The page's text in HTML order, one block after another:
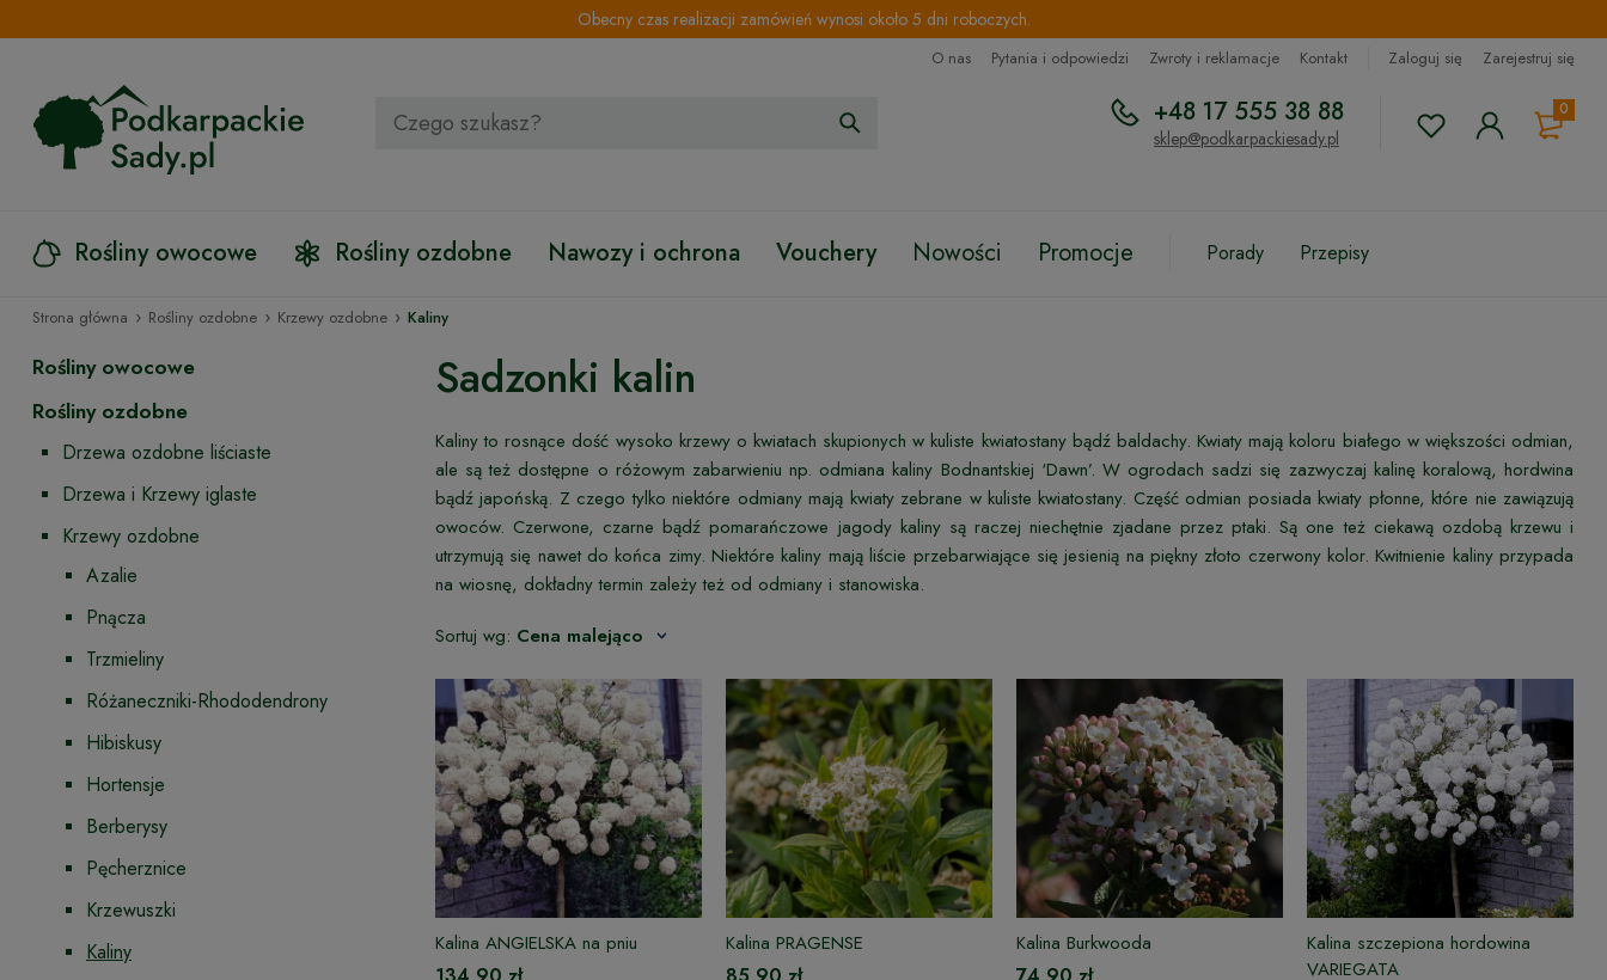
Obecny czas realizacji zamówień wynosi około 5 dni roboczych.
O nas Pytania i odpowiedzi Zwroty i reklamacje Kontakt Zaloguj się Zarejestruj się
0
+48 17 555 38 88
sklep@podkarpackiesady.pl
Rośliny owocowe Rośliny ozdobne Nawozy i ochrona Vouchery Nowości Promocje Porady Przepisy
Strona główna › Rośliny ozdobne › Krzewy ozdobne › Kaliny
Rośliny owocowe
Rośliny ozdobne
Drzewa ozdobne liściaste
Drzewa i Krzewy iglaste
Krzewy ozdobne
Azalie
Pnącza
Trzmieliny
Różaneczniki-Rhododendrony
Hibiskusy
Hortensje
Berberysy
Pęcherznice
Krzewuszki
Kaliny
Sadzonki kalin
Kaliny to rosnące dość wysoko krzewy o kwiatach skupionych w kuliste kwiatostany bądź baldachy. Kwiaty mają koloru białego w większości odmian,
ale są też dostępne o różowym zabarwieniu np. odmiana kaliny Bodnantskiej ‘Dawn’. W ogrodach sadzi się zazwyczaj kalinę koralową, hordwina
bądź japońską. Z czego tylko niektóre odmiany mają kwiaty zebrane w kuliste kwiatostany. Część odmian posiada kwiaty płonne, które nie zawiązują
owoców. Czerwone, czarne bądź pomarańczowe jagody kaliny są raczej niechętnie zjadane przez ptaki. Są one też ciekawą ozdobą krzewu i
utrzymują się nawet do końca zimy. Niektóre kaliny mają liście przebarwiające się jesienią na piękny złoto czerwony kolor. Kwitnienie kaliny przypada
na wiosnę, dokładny termin zależy też od odmiany i stanowiska.
Sortuj wg: Cena malejąco
Kalina ANGIELSKA na pniu Kalina PRAGENSE Kalina Burkwooda
Kalina szczepiona hordowina
VARIEGATA